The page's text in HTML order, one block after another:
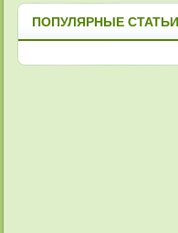
ПОПУЛЯРНЫЕ СТАТЬИ